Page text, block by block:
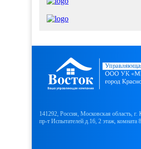
141292, Россия, Московская область, г.
пр-т Испытателей д.16, 2 этаж, комната 8